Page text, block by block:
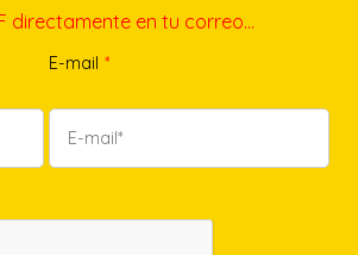
directamente en tu correo…
E-mail *